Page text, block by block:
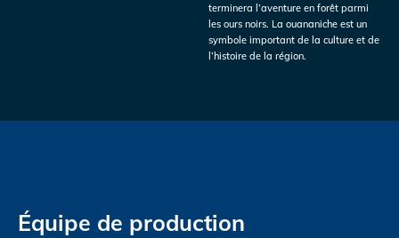
terminera l’aventure en forêt parmi
les ours noirs. La ouananiche est un
symbole important de la culture et de
l’histoire de la région.
Équipe de production